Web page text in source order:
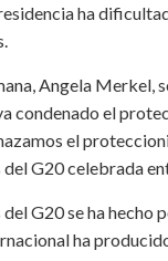
ha
Angela Merkel,
condenado el
el
G20 celebrada
G20 se ha
ha